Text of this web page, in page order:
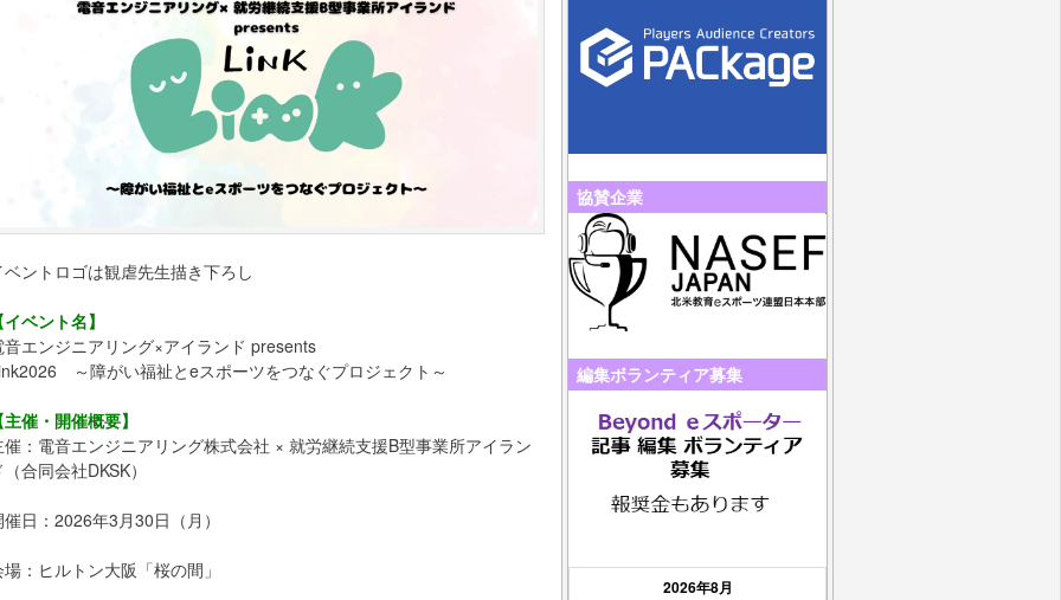
ベントロゴは観虐先生描き下ろし
ベント名】
音エンジニアリング×アイランド presents
～障がい福祉とeスポーツをつなぐプロジェクト～
催・開催概要】
催：電音エンジニアリング株式会社 × 就労継続支援B型事業所アイラン
合同会社DKSK）
催日：2026年3月30日（月）
場：ヒルトン大阪「桜の間」
協賛企業
編集ボランティア募集
2026年8月